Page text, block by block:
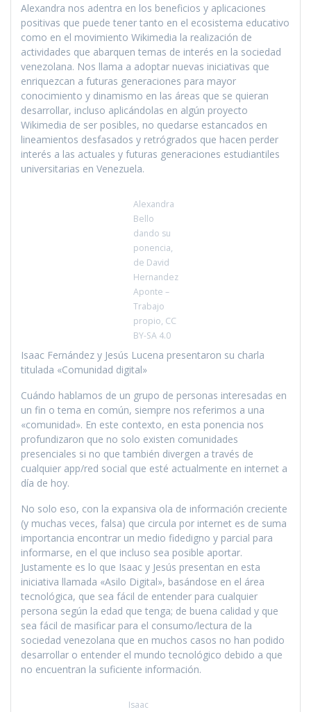
Alexandra nos adentra en los beneficios y aplicaciones
positivas que puede tener tanto en el ecosistema educativo
como en el movimiento Wikimedia la realización de
actividades que abarquen temas de interés en la sociedad
venezolana. Nos llama a adoptar nuevas iniciativas que
enriquezcan a futuras generaciones para mayor
conocimiento y dinamismo en las áreas que se quieran
desarrollar, incluso aplicándolas en algún proyecto
Wikimedia de ser posibles, no quedarse estancados en
lineamientos desfasados y retrógrados que hacen perder
interés a las actuales y futuras generaciones estudiantiles
universitarias en Venezuela.
Alexandra
Bello
dando su
ponencia,
de David
Hernandez
Aponte –
Trabajo
propio, CC
BY-SA 4.0
Isaac Fernández y Jesús Lucena presentaron su charla
titulada «Comunidad digital»
Cuándo hablamos de un grupo de personas interesadas en
un fin o tema en común, siempre nos referimos a una
«comunidad». En este contexto, en esta ponencia nos
profundizaron que no solo existen comunidades
presenciales si no que también divergen a través de
cualquier app/red social que esté actualmente en internet a
día de hoy.
No solo eso, con la expansiva ola de información creciente
(y muchas veces, falsa) que circula por internet es de suma
importancia encontrar un medio fidedigno y parcial para
informarse, en el que incluso sea posible aportar.
Justamente es lo que Isaac y Jesús presentan en esta
iniciativa llamada «Asilo Digital», basándose en el área
tecnológica, que sea fácil de entender para cualquier
persona según la edad que tenga; de buena calidad y que
sea fácil de masificar para el consumo/lectura de la
sociedad venezolana que en muchos casos no han podido
desarrollar o entender el mundo tecnológico debido a que
no encuentran la suficiente información.
Isaac